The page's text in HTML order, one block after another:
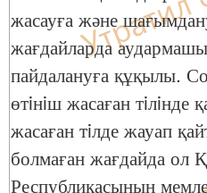
жасауға және
жағдайларда
пайдалануға құқылы.
өтiнiш жасаған тiлiнде
жасаған тiлде жауап
болмаған жағдайда ол
Республикасының